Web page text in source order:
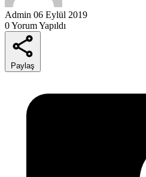
Admin 06 Eylül 2019
0 Yorum Yapıldı
Paylaş